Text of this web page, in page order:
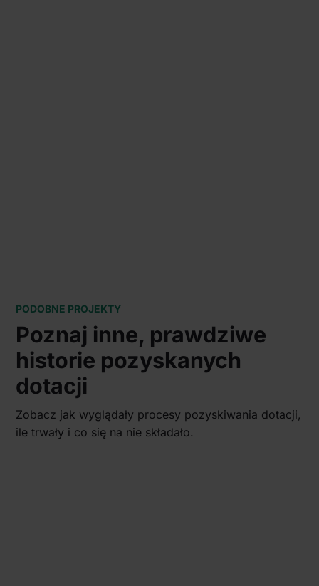
PODOBNE PROJEKTY
Poznaj inne, prawdziwe
historie pozyskanych
dotacji
Zobacz jak wyglądały procesy pozyskiwania dotacji,
ile trwały i co się na nie składało.